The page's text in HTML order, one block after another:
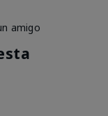
amigo